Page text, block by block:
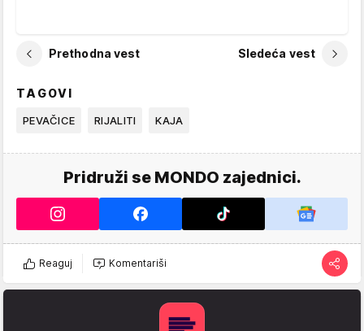
Prethodna vest Sledeća vest
TAGOVI
PEVAČICE RIJALITI KAJA
Pridruži se MONDO zajednici.
Reaguj Komentariši